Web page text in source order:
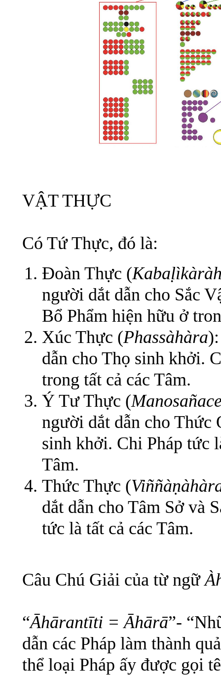
VẬT THỰC
Có Tứ Thực, đó là:
Đoàn Thực (
người dắt dẫn cho Sắc
Bổ Phẩm hiện hữu ở
Xúc Thực (Phassàhàra
dẫn cho Thọ sinh khởi.
trong tất cả các Tâm.
Ý Tư Thực (
người dắt dẫn cho Thức
sinh khởi. Chi Pháp tức
Tâm.
Thức Thực (
dắt dẫn cho Tâm Sở và
tức là tất cả các Tâm.
Câu Chú Giải của từ ngữ
“Āhārantīti = Āhārā”-
dẫn các Pháp làm thành
thể loại Pháp ấy được gọi